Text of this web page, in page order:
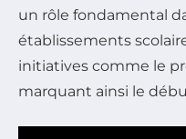
un rôle fondamental
établissements
initiatives comme le
marquant ainsi le